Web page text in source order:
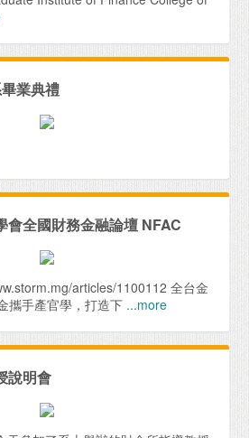
業典禮
會全國財務金融論壇 NFAC
articles/1100112 全台金
攜手產官學，打造下 ...more
說明會